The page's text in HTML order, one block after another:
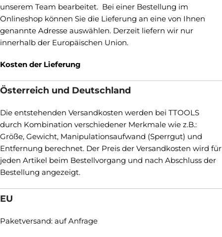
unserem Team bearbeitet. Bei einer Bestellung im
Onlineshop können Sie die Lieferung an eine von Ihnen
genannte Adresse auswählen. Derzeit liefern wir nur
innerhalb der Europäischen Union.
Kosten der Lieferung
Österreich und Deutschland
Die entstehenden Versandkosten werden bei TTOOLS
durch Kombination verschiedener Merkmale wie z.B.:
Größe, Gewicht, Manipulationsaufwand (Sperrgut) und
Entfernung berechnet. Der Preis der Versandkosten wird für
jeden Artikel beim Bestellvorgang und nach Abschluss der
Bestellung angezeigt.
EU
Paketversand: auf Anfrage